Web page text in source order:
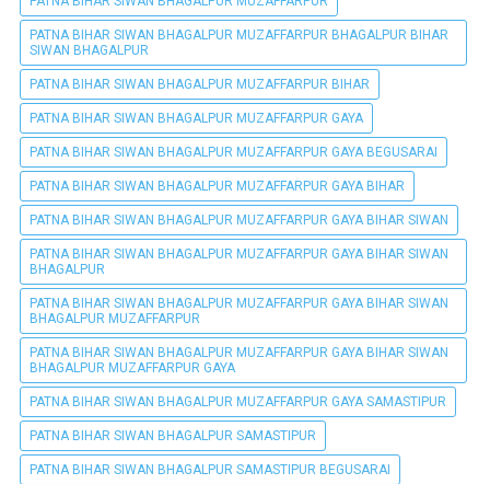
PATNA BIHAR SIWAN BHAGALPUR MUZAFFARPUR BHAGALPUR BIHAR
SIWAN BHAGALPUR
PATNA BIHAR SIWAN BHAGALPUR MUZAFFARPUR BIHAR
PATNA BIHAR SIWAN BHAGALPUR MUZAFFARPUR GAYA
PATNA BIHAR SIWAN BHAGALPUR MUZAFFARPUR GAYA BEGUSARAI
PATNA BIHAR SIWAN BHAGALPUR MUZAFFARPUR GAYA BIHAR
PATNA BIHAR SIWAN BHAGALPUR MUZAFFARPUR GAYA BIHAR SIWAN
PATNA BIHAR SIWAN BHAGALPUR MUZAFFARPUR GAYA BIHAR SIWAN
BHAGALPUR
PATNA BIHAR SIWAN BHAGALPUR MUZAFFARPUR GAYA BIHAR SIWAN
BHAGALPUR MUZAFFARPUR
PATNA BIHAR SIWAN BHAGALPUR MUZAFFARPUR GAYA BIHAR SIWAN
BHAGALPUR MUZAFFARPUR GAYA
PATNA BIHAR SIWAN BHAGALPUR MUZAFFARPUR GAYA SAMASTIPUR
PATNA BIHAR SIWAN BHAGALPUR SAMASTIPUR
PATNA BIHAR SIWAN BHAGALPUR SAMASTIPUR BEGUSARAI